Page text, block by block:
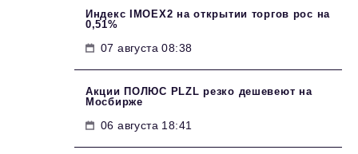
Индекс IMOEX2 на открытии торгов рос на
0,51%
07 августа 08:38
Акции ПОЛЮС PLZL резко дешевеют на
Мосбирже
06 августа 18:41